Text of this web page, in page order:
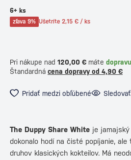
6+ ks
zľava 9% Ušetríte 2,15 € / ks
Pri nákupe nad 120,00 € máte
Štandardná cena dopravy od 4,90 €
Pridať medzi obľúbené Sledovať
The Duppy Share White je
dokonalo hodí na čisté popíjanie,
druhov klasických kokteilov. Má